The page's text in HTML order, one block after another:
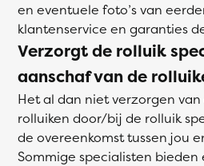
en eventuele foto’s van
klantenservice en garanties
Verzorgt de rolluik
aanschaf van de
Het al dan niet verzorgen
rolluiken door/bij de rolluik
de overeenkomst tussen jou
Sommige specialisten